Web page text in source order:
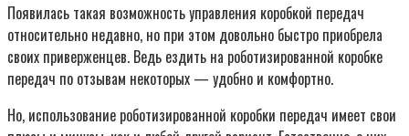
Появилась такая возможность управления коробкой передач
относительно недавно, но при этом довольно быстро приобрела
своих приверженцев. Ведь ездить на роботизированной коробке
передач по отзывам некоторых — удобно и комфортно.
Но, использование роботизированной коробки передач имеет свои